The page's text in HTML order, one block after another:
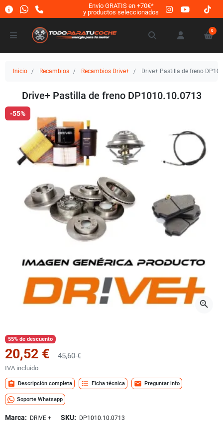
Envío GRATIS en +70€*
y productos seleccionados
0
Inicio Recambios Recambios Drive+ Drive+ Pastilla de freno
Drive+ Pastilla de freno DP1010.10.0713
-55%
zoom_in
55% de descuento
20,52 € 45,60 €
IVA incluido
assignment Descripción completa format_list_bulleted Ficha técnica mail Preguntar info
Soporte Whatsapp
Marca: DRIVE + SKU: DP1010.10.0713